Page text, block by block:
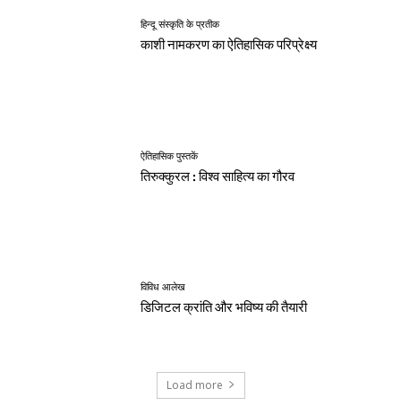
हिन्दू संस्कृति के प्रतीक
काशी नामकरण का ऐतिहासिक परिप्रेक्ष्य
ऐतिहासिक पुस्तकें
तिरुक्कुरल : विश्व साहित्य का गौरव
विविध आलेख
डिजिटल क्रांति और भविष्य की तैयारी
Load more